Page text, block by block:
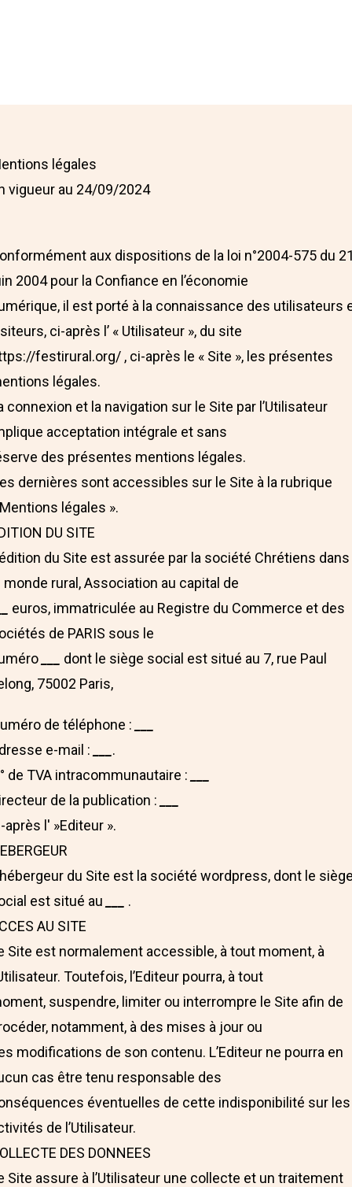
légales
vigueur au 24/09/2024
aux dispositions de la loi n°2004-575 du
2004 pour la Confiance en l’économie
il est porté à la connaissance des utilisateurs
ci-après l’ « Utilisateur », du site
festirural.org/ , ci-après le « Site », les présentes
légales.
connexion et la navigation sur le Site par l’Utilisateur
acceptation intégrale et sans
des présentes mentions légales.
dernières sont accessibles sur le Site à la rubrique
légales ».
DU SITE
du Site est assurée par la société Chrétiens dans
monde rural, Association au capital de
euros, immatriculée au Registre du Commerce et des
de PARIS sous le
dont le siège social est situé au 7, rue Paul
75002 Paris,
de téléphone :
e-mail :
.
de TVA intracommunautaire :
de la publication :
après l' »Editeur ».
du Site est la société wordpress, dont le
est situé au
.
AU SITE
Site est normalement accessible, à tout moment, à
Toutefois, l’Editeur pourra, à tout
suspendre, limiter ou interrompre le Site afin de
notamment, à des mises à jour ou
modifications de son contenu. L’Editeur ne pourra en
cas être tenu responsable des
éventuelles de cette indisponibilité sur les
de l’Utilisateur.
DES DONNEES
Site assure à l’Utilisateur une collecte et un traitement